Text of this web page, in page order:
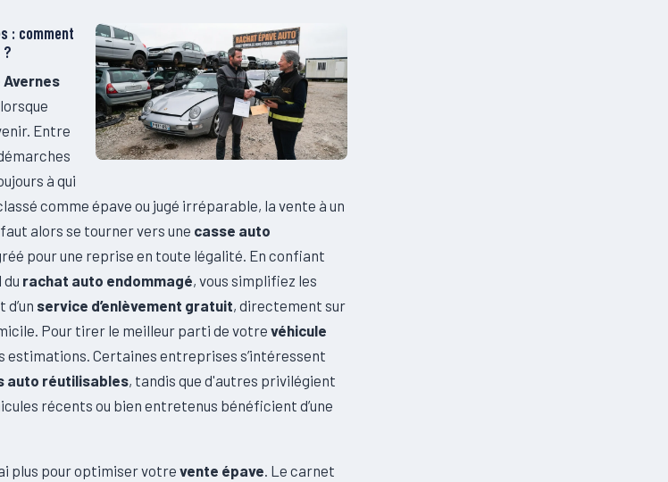
: comment
Entre
à qui
comme épave ou jugé irréparable, la vente à un
alors se tourner vers une casse auto
pour une reprise en toute légalité. En confiant
rachat auto endommagé, vous simplifiez les
service d’enlèvement gratuit, directement sur
Pour tirer le meilleur parti de votrevéhicule
estimations. Certaines entreprises s’intéressent
auto réutilisables, tandis que d'autres privilégient
récents ou bien entretenus bénéficient d’une
plus pour optimiser votre vente épave. Le carnet